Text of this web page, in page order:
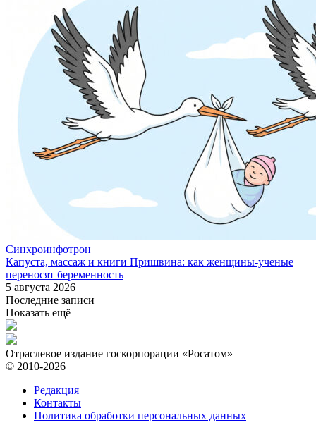
Синхроинфотрон
Капуста, массаж и книги Пришвина: как женщины-ученые
переносят беременность
5 августа 2026
Последние записи
Показать ещё
Отраслевое издание госкорпорации «Росатом»
© 2010-2026
Редакция
Контакты
Политика обработки персональных данных